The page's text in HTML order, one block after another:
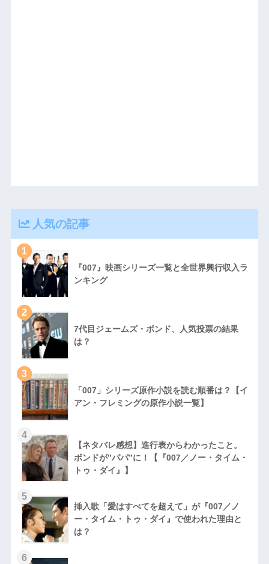
人気の記事
1
『007』映画シリーズ一覧と全世界興行収入ラ
ンキング
2
7代目ジェームズ・ボンド、人気投票の結果
は？
3
「007」シリーズ原作小説を読む順番は？【イ
アン・フレミングの原作小説一覧】
4
【ネタバレ感想】進行表からわかったこと。
ボンドが”パパ”に！【『007／ノー・タイム・
トゥ・ダイ』】
5
挿入歌「愛はすべてを超えて」が『007／ノ
ー・タイム・トゥ・ダイ』で使われた理由と
は？
6